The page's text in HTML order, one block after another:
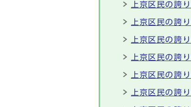
上京区民の誇
上京区民の誇
上京区民の誇
上京区民の誇
上京区民の誇
上京区民の誇